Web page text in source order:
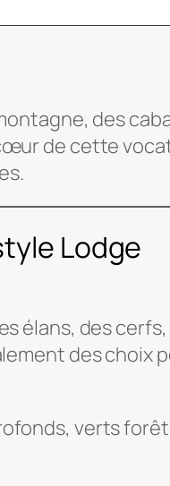
des
de cette
Lodge
élans, des
des choix
verts